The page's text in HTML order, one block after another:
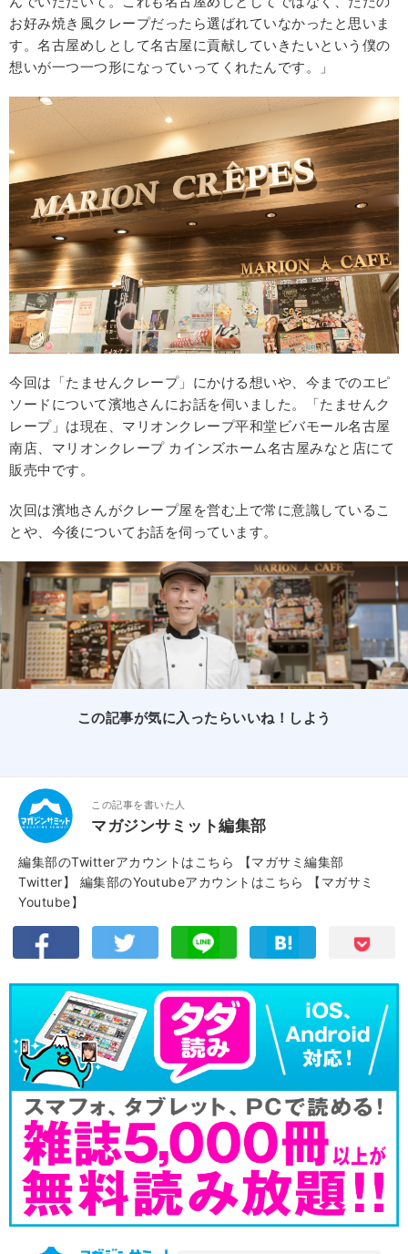
お好み焼き風クレープだったら選ばれていなかったと思いま
す。名古屋めしとして名古屋に貢献していきたいという僕の
想いが一つ一つ形になっていってくれたんです。」
今回は「たませんクレープ」にかける想いや、今までのエピ
ソードについて濱地さんにお話を伺いました。「たませんク
レープ」は現在、マリオンクレープ平和堂ビバモール名古屋
南店、マリオンクレープ カインズホーム名古屋みなと店にて
販売中です。
次回は濱地さんがクレープ屋を営む上で常に意識しているこ
とや、今後についてお話を伺っています。
この記事が気に入ったらいいね！しよう
この記事を書いた人
マガジンサミット編集部
編集部のTwitterアカウントはこちら
【マガサミ編集部
Twitter】
編集部のYoutubeアカウントはこちら
【マガサミ
Youtube】